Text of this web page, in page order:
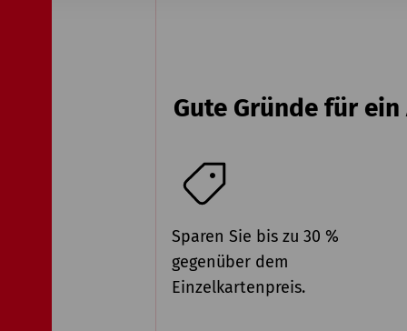
Gute Gründe für
Sparen Sie bis zu 30 %
gegenüber dem
Einzelkartenpreis.